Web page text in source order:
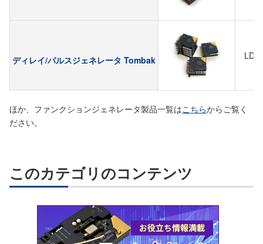
ディレイ/パルスジェネレータ Tombak LD
ほか、ファンクションジェネレータ製品一覧はこちらからご覧く
ださい。
このカテゴリのコンテンツ